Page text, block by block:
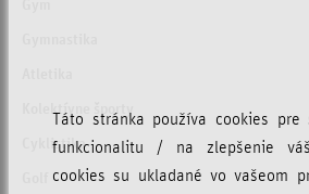
Kolektívne športy
Cyklistika
Táto stránka používa cookies pre
funkcionalitu / na zlepšenie
cookies su ukladané vo vašeom